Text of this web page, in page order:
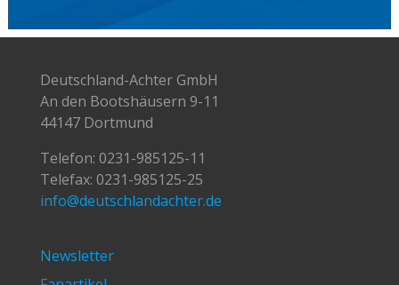
Deutschland-Achter GmbH
An den Bootshäusern 9-11
44147 Dortmund
Telefon: 0231-985125-11
Telefax: 0231-985125-25
info@deutschlandachter.de
Newsletter